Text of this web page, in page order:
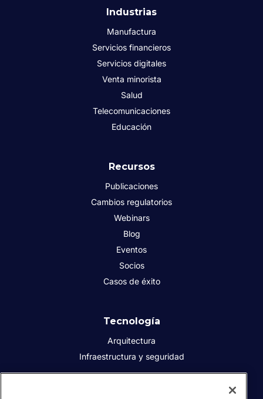
Industrias
Manufactura
Servicios financieros
Servicios digitales
Venta minorista
Salud
Telecomunicaciones
Educación
Recursos
Publicaciones
Cambios regulatorios
Webinars
Blog
Eventos
Socios
Casos de éxito
Tecnología
Arquitectura
Infraestructura y seguridad